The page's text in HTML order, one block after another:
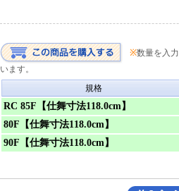
※数量を入
います。
規格
RC 85F【仕舞寸法118.0cm】
80F【仕舞寸法118.0cm】
90F【仕舞寸法118.0cm】